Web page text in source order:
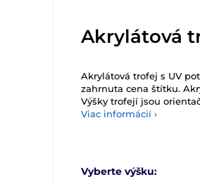
Akrylátová
Akrylátová trofej s UV
zahrnuta cena štítku.
Výšky trofejí jsou
Viac informácií ›
Vyberte výšku: